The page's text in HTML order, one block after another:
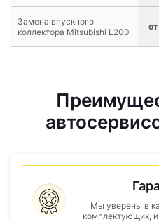
Замена впускного
коллектора Mitsubishi L200
Мы уверены в
комплектующих,